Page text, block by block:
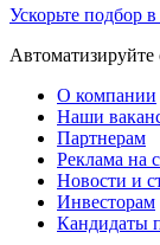
Ускорьте подбор
Автоматизируйте
О компании
Наши
Партнерам
Реклама на
Новости и
Инвесторам
Кандидаты